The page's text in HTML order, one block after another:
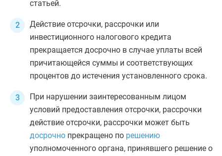
статьей.
Действие отсрочки, рассрочки или
инвестиционного налогового кредита
прекращается досрочно в случае уплаты всей
причитающейся суммы и соответствующих
процентов до истечения установленного срока.
При нарушении заинтересованным лицом
условий предоставления отсрочки, рассрочки
действие отсрочки, рассрочки может быть
досрочно прекращено по решению
уполномоченного органа, принявшего решение о